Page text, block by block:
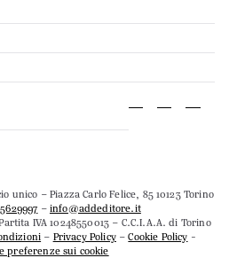
unico – Piazza Carlo Felice, 85 10123 Torino
–info@addeditore.it
IVA 10248550013 – C.C.I.A.A. di Torino
– Privacy Policy–Cookie Policy -
preferenze sui cookie